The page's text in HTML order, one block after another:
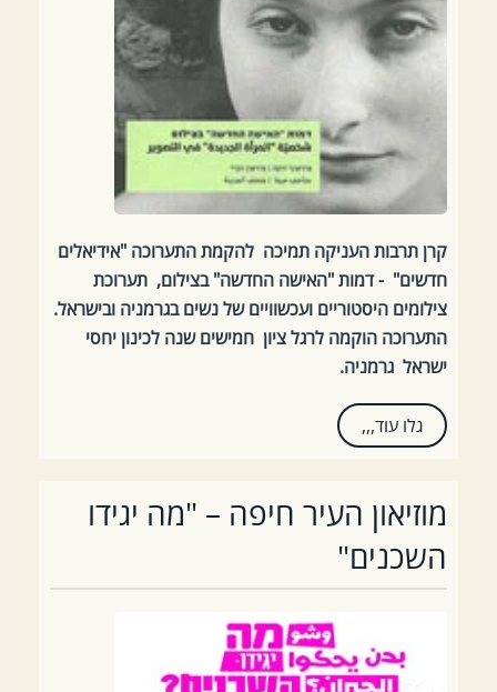
קרן תרבות העניקה תמיכה להקמת התערוכה "אידיאלים
חדשים" - דמות "האישה החדשה" בצילום, תערוכת
צילומים היסטוריים ועכשוויים של נשים בגרמניה ובישראל.
התערוכה הוקמה לרגל ציון חמישים שנה לכינון יחסי
ישראל גרמניה.
גלו עוד,,,
מוזיאון העיר חיפה – "מה יגידו
השכנים"